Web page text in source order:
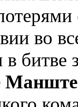
во
в